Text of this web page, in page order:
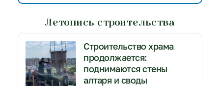
Летопись строительства
Строительство храма
продолжается:
поднимаются стены
алтаря и своды